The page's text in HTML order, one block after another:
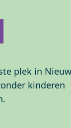
plek in
kinderen